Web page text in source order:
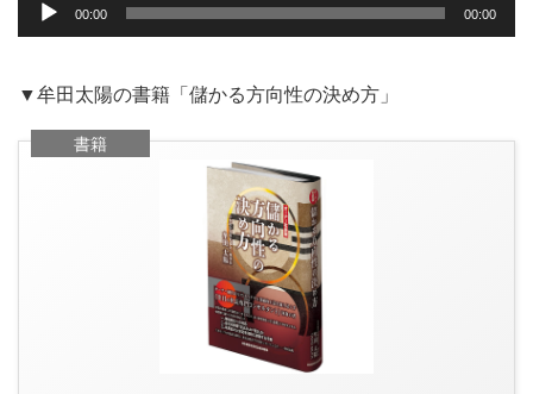
プ
ヤ
00:00 00:00
▼牟田太陽の書籍「儲かる方向性の決め方」
書籍